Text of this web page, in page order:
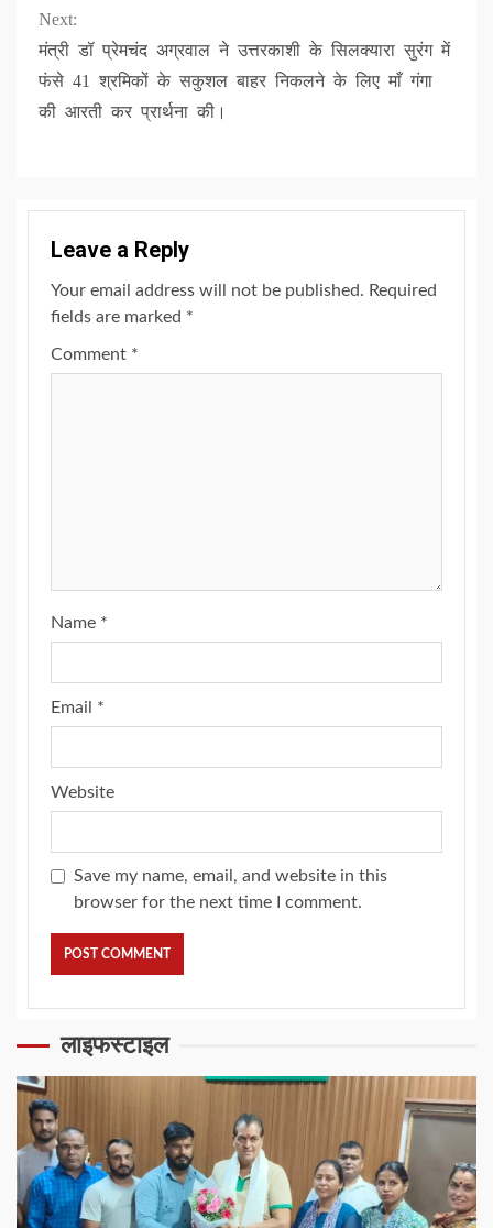
Next:
मंत्री डॉ प्रेमचंद अग्रवाल ने उत्तरकाशी के सिलक्यारा सुरंग में
फंसे 41 श्रमिकों के सकुशल बाहर निकलने के लिए माँ गंगा
की आरती कर प्रार्थना की।
Leave a Reply
Your email address will not be published. Required
fields are marked *
Comment *
Name *
Email *
Website
Save my name, email, and website in this
browser for the next time I comment.
लाइफस्टाइल